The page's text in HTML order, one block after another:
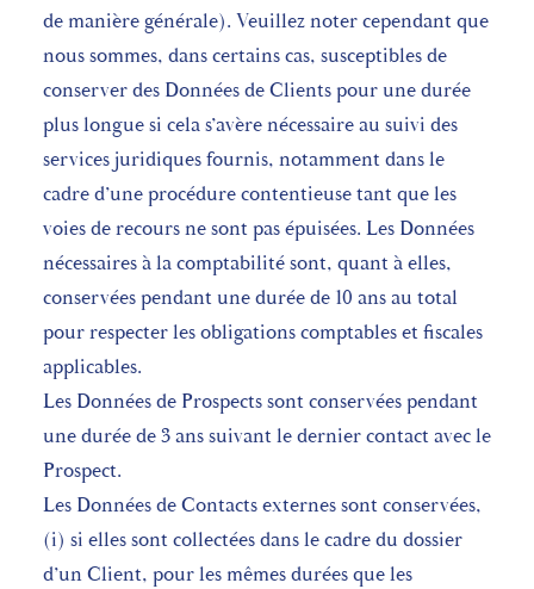
de manière générale). Veuillez noter cependant que
nous sommes, dans certains cas, susceptibles de
conserver des Données de Clients pour une durée
plus longue si cela s’avère nécessaire au suivi des
services juridiques fournis, notamment dans le
cadre d’une procédure contentieuse tant que les
voies de recours ne sont pas épuisées. Les Données
nécessaires à la comptabilité sont, quant à elles,
conservées pendant une durée de 10 ans au total
pour respecter les obligations comptables et fiscales
applicables.
Les Données de Prospects sont conservées pendant
une durée de 3 ans suivant le dernier contact avec le
Prospect.
Les Données de Contacts externes sont conservées,
(i) si elles sont collectées dans le cadre du dossier
d’un Client, pour les mêmes durées que les